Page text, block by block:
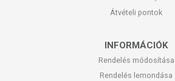
Átvételi pontok
INFORMÁCIÓK
Rendelés módosítása
Rendelés lemondása